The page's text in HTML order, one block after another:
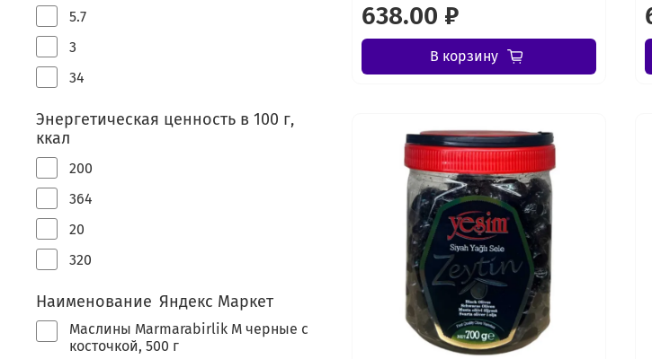
638.00 ₽
В корзину
5.7
3
34
Энергетическая ценность в 100 г,
ккал
200
364
20
320
Наименование Яндекс Маркет
Маслины Marmarabirlik М черные с
косточкой, 500 г